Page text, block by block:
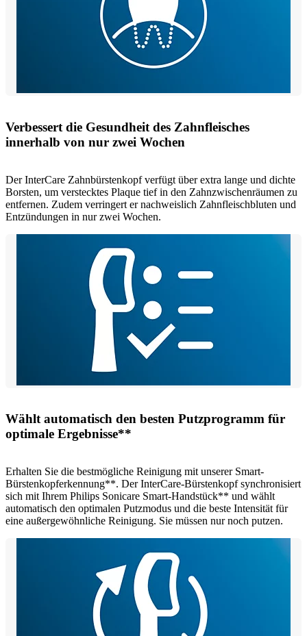
Verbessert die Gesundheit des Zahnfleisches
innerhalb von nur zwei Wochen
Der InterCare Zahnbürstenkopf verfügt über extra lange und dichte
Borsten, um verstecktes Plaque tief in den Zahnzwischenräumen zu
entfernen. Zudem verringert er nachweislich Zahnfleischbluten und
Entzündungen in nur zwei Wochen.
Wählt automatisch den besten Putzprogramm für
optimale Ergebnisse**
Erhalten Sie die bestmögliche Reinigung mit unserer Smart-
Bürstenkopferkennung**. Der InterCare-Bürstenkopf synchronisiert
sich mit Ihrem Philips Sonicare Smart-Handstück** und wählt
automatisch den optimalen Putzmodus und die beste Intensität für
eine außergewöhnliche Reinigung. Sie müssen nur noch putzen.